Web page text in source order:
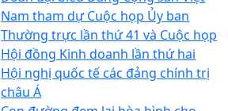
Nam tham dự Cuộc họp Ủy ban
Thường trực lần thứ 41 và Cuộc họp
Hội đồng Kinh doanh lần thứ hai
Hội nghị quốc tế các đảng chính trị
châu Á